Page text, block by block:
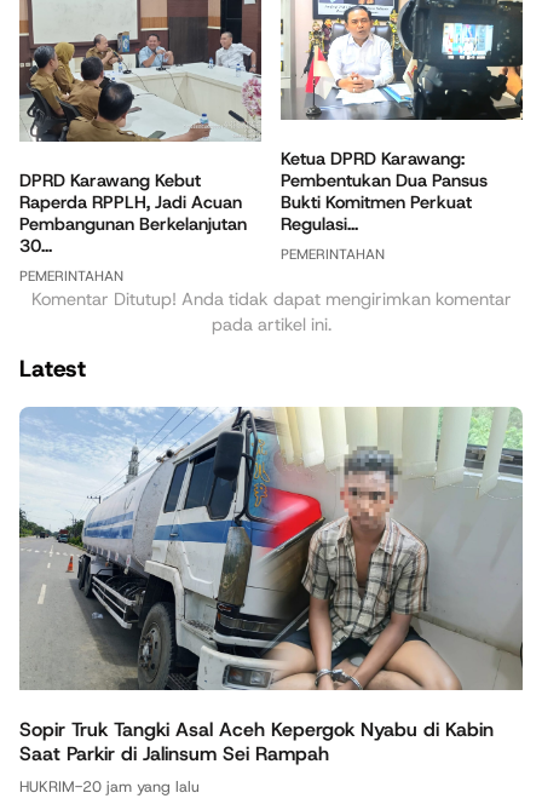
DPRD Karawang Kebut
Raperda RPPLH, Jadi Acuan
Pembangunan Berkelanjutan
30...
PEMERINTAHAN
Ketua DPRD Karawang:
Pembentukan Dua Pansus
Bukti Komitmen Perkuat
Regulasi...
PEMERINTAHAN
Komentar Ditutup! Anda tidak dapat mengirimkan komentar
pada artikel ini.
Latest
Sopir Truk Tangki Asal Aceh Kepergok Nyabu di Kabin
Saat Parkir di Jalinsum Sei Rampah
HUKRIM-20 jam yang lalu